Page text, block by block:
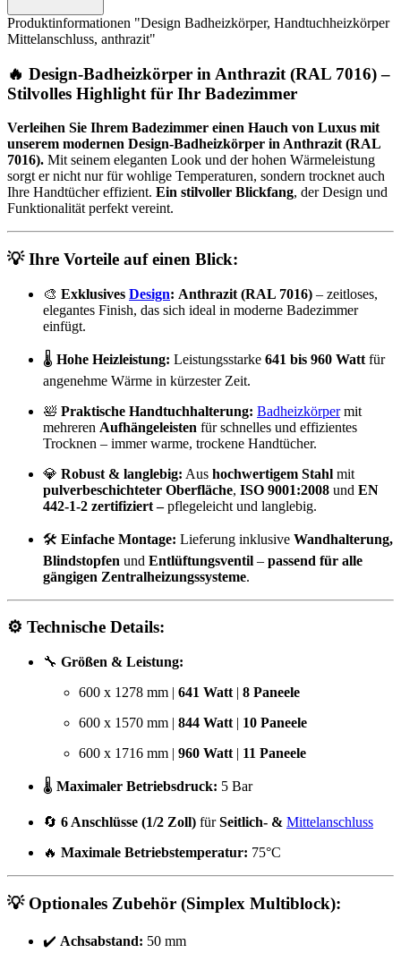
Produktinformationen "Design Badheizkörper, Handtuchheizkörper
Mittelanschluss, anthrazit"
🔥 Design-Badheizkörper in Anthrazit (RAL 7016) –
Stilvolles Highlight für Ihr Badezimmer
Verleihen Sie Ihrem Badezimmer einen Hauch von Luxus mit
unserem modernen Design-Badheizkörper in Anthrazit (RAL
7016). Mit seinem eleganten Look und der hohen Wärmeleistung
sorgt er nicht nur für wohlige Temperaturen, sondern trocknet auch
Ihre Handtücher effizient. Ein stilvoller Blickfang, der Design und
Funktionalität perfekt vereint.
💡Ihre Vorteile auf einen Blick:
🎨 Exklusives Design: Anthrazit (RAL 7016) – zeitloses,
elegantes Finish, das sich ideal in moderne Badezimmer
einfügt.
🌡️ Hohe Heizleistung: Leistungsstarke 641 bis 960 Watt für
angenehme Wärme in kürzester Zeit.
🛀 Praktische Handtuchhalterung: Badheizkörpermit
mehreren Aufhängeleisten für schnelles und effizientes
Trocknen – immer warme, trockene Handtücher.
💎 Robust & langlebig: Aus hochwertigem Stahl mit
pulverbeschichteter Oberfläche, ISO 9001:2008 und EN
442-1-2 zertifiziert –pflegeleicht und langlebig.
🛠️ Einfache Montage: Lieferung inklusive Wandhalterung,
Blindstopfen und Entlüftungsventil – passend für alle
gängigen Zentralheizungssysteme.
⚙️ Technische Details:
🔧 Größen & Leistung:
600 x 1278 mm | 641 Watt | 8 Paneele
600 x 1570 mm | 844 Watt | 10 Paneele
600 x 1716 mm | 960 Watt | 11 Paneele
🌡️ Maximaler Betriebsdruck: 5 Bar
🔄 6 Anschlüsse (1/2 Zoll) fürSeitlich- & Mittelanschluss
🔥 Maximale Betriebstemperatur: 75°C
💡 Optionales Zubehör (Simplex Multiblock):
✔️ Achsabstand: 50 mm